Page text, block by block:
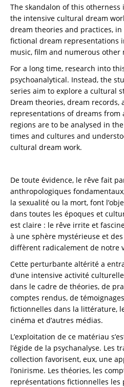
The skandalon of this
the intensive cultural dream
dream theories and practices,
fictional dream representations
music, film and numerous other
For a long time, research into
psychoanalytical. Instead, the
series aim to explore a cultural
Dream theories, dream records,
representations of dreams from
regions are to be analysed in
times and cultures and
cultural dream work.
De toute évidence, le rêve fait
anthropologiques
la sexualité ou la mort, font
dans toutes les époques et
est claire : le rêve irrite et
à une sphère mystérieuse et
diffèrent radicalement de notre
Cette perturbante altérité a
d’une intensive activité
dans le cadre de théories, de
comptes rendus, de
fictionnelles dans la littérature,
cinéma et d’autres médias.
L’exploitation de ce matériau
l’égide de la psychanalyse. Les
collection favorisent, eux, une
l’onirisme. Les théories, les
représentations fictionnelles les